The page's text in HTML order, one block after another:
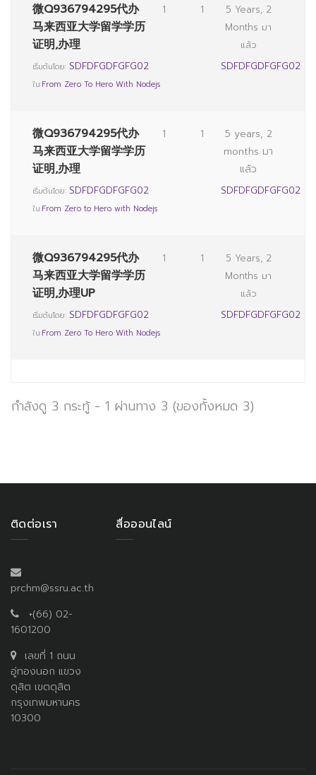
微Q936794295代办
马来西亚大学留学学历
证明,办理
เริ่มต้นโดย: SDFDFGDFGFG02
ใน:From Zero To Hero With Nodejs
1 1
5 Years, 2
Months มา
แล้ว
SDFDFGDFGFG02
微Q936794295代办
马来西亚大学留学学历
证明,办理
เริ่มต้นโดย: SDFDFGDFGFG02
ใน:From Zero to Hero with Nodejs
1 1
5 years, 2
months มา
แล้ว
SDFDFGDFGFG02
微Q936794295代办
马来西亚大学留学学历
证明,办理UP
เริ่มต้นโดย: SDFDFGDFGFG02
ใน:From Zero To Hero With Nodejs
1 1
5 Years, 2
Months มา
แล้ว
SDFDFGDFGFG02
กำลังดู 3 กระทู้ - 1 ผ่านทาง 3 (ของทั้งหมด 3)
ติดต่อเรา
prchm@ssru.ac.th
+(66) 02-
1601200
เลขที่ 1 ถนน
อู่ทองนอก แขวง
ดุสิต เขตดุสิต
กรุงเทพมหานคร
10300
สื่อออนไลน์